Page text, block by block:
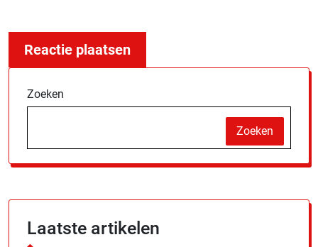
Zoeken
Zoeken
Laatste artikelen